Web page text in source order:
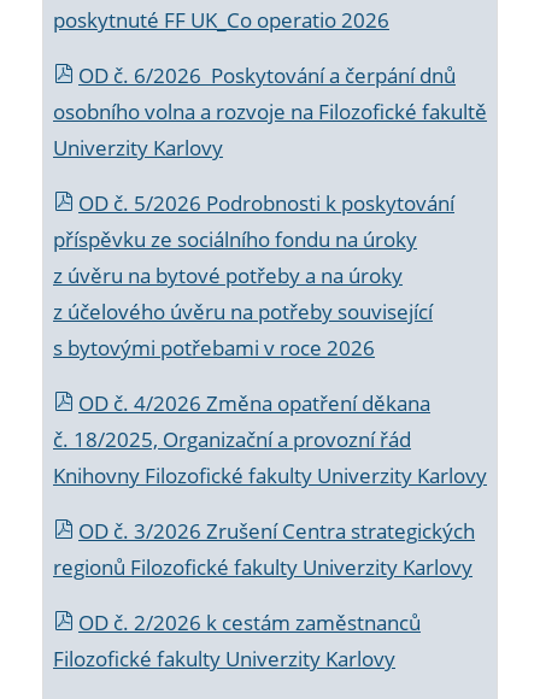
poskytnuté FF UK_Co operatio 2026
OD č. 6/2026 Poskytování a čerpání dnů
osobního volna a rozvoje na Filozofické fakultě
Univerzity Karlovy
OD č. 5/2026 Podrobnosti k poskytování
příspěvku ze sociálního fondu na úroky
z úvěru na bytové potřeby a na úroky
z účelového úvěru na potřeby související
s bytovými potřebami v roce 2026
OD č. 4/2026 Změna opatření děkana
č. 18/2025, Organizační a provozní řád
Knihovny Filozofické fakulty Univerzity Karlovy
OD č. 3/2026 Zrušení Centra strategických
regionů Filozofické fakulty Univerzity Karlovy
OD č. 2/2026 k cestám zaměstnanců
Filozofické fakulty Univerzity Karlovy